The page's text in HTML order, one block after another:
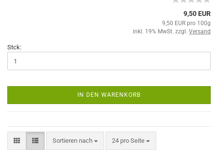
9,50 EUR
9,50 EUR pro 100g
inkl. 19% MwSt. zzgl. Versand
Stck:
IN DEN WARENKORB
Sortieren nach 24 pro Seite